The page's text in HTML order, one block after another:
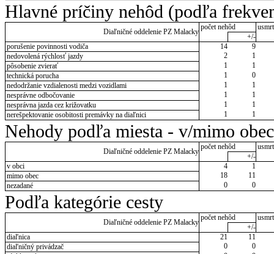
Hlavné príčiny nehôd (podľa
Diaľničné oddelenie PZ Malacky
počet nehôd
+/-
porušenie povinnosti vodiča
14
9
nedovolená rýchlosť jazdy
2
1
pôsobenie zvierať
1
1
technická porucha
1
0
nedodržanie vzdialenosti medzi vozidlami
1
1
nesprávne odbočovanie
1
1
nesprávna jazda cez križovatku
1
1
nerešpektovanie osobitosti premávky na diaľnici
1 1
Nehody podľa miesta - v/mimo obec
Diaľničné oddelenie PZ Malacky
počet nehôd
+/-
v obci
4
1
mimo obec
18
11
nezadané
0 0
Podľa kategórie cesty
Diaľničné oddelenie PZ Malacky
počet nehôd
+/-
diaľnica
21
11
diaľničný privádzač
0
0